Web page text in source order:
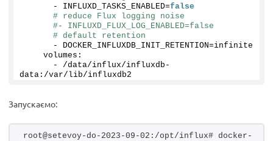
      - INFLUXD_TASKS_ENABLED=
false
# reduce Flux logging noise
#- INFLUXD_FLUX_LOG_ENABLED=false
# default retention
      - DOCKER_INFLUXDB_INIT_RETENTION=infinite
    volumes:
      - /data/influx/influxdb-
data:/var/lib/influxdb2
Запускаємо:
root@setevoy-do-2023-09-02:/opt/influx# docker-